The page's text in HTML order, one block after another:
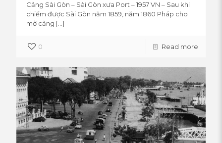
Cảng Sài Gòn – Sài Gòn xưa Port – 1957 VN – Sau khi
chiếm được Sài Gòn năm 1859, năm 1860 Pháp cho
mở cảng […]
0 Read more